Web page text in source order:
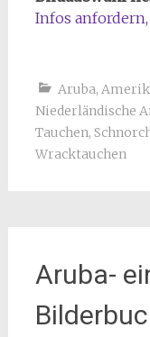
Infos
Aruba,
Niederländische
Tauchen,
Wracktauchen
Aruba-